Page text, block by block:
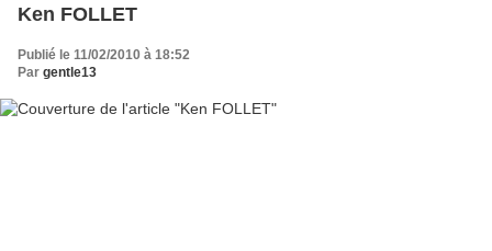
Ken FOLLET
Publié le 11/02/2010 à 18:52
Par gentle13